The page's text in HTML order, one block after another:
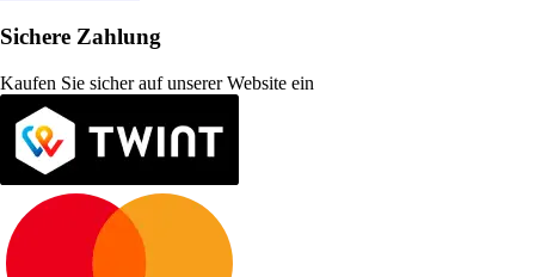
Sichere Zahlung
Kaufen Sie sicher auf unserer Website ein